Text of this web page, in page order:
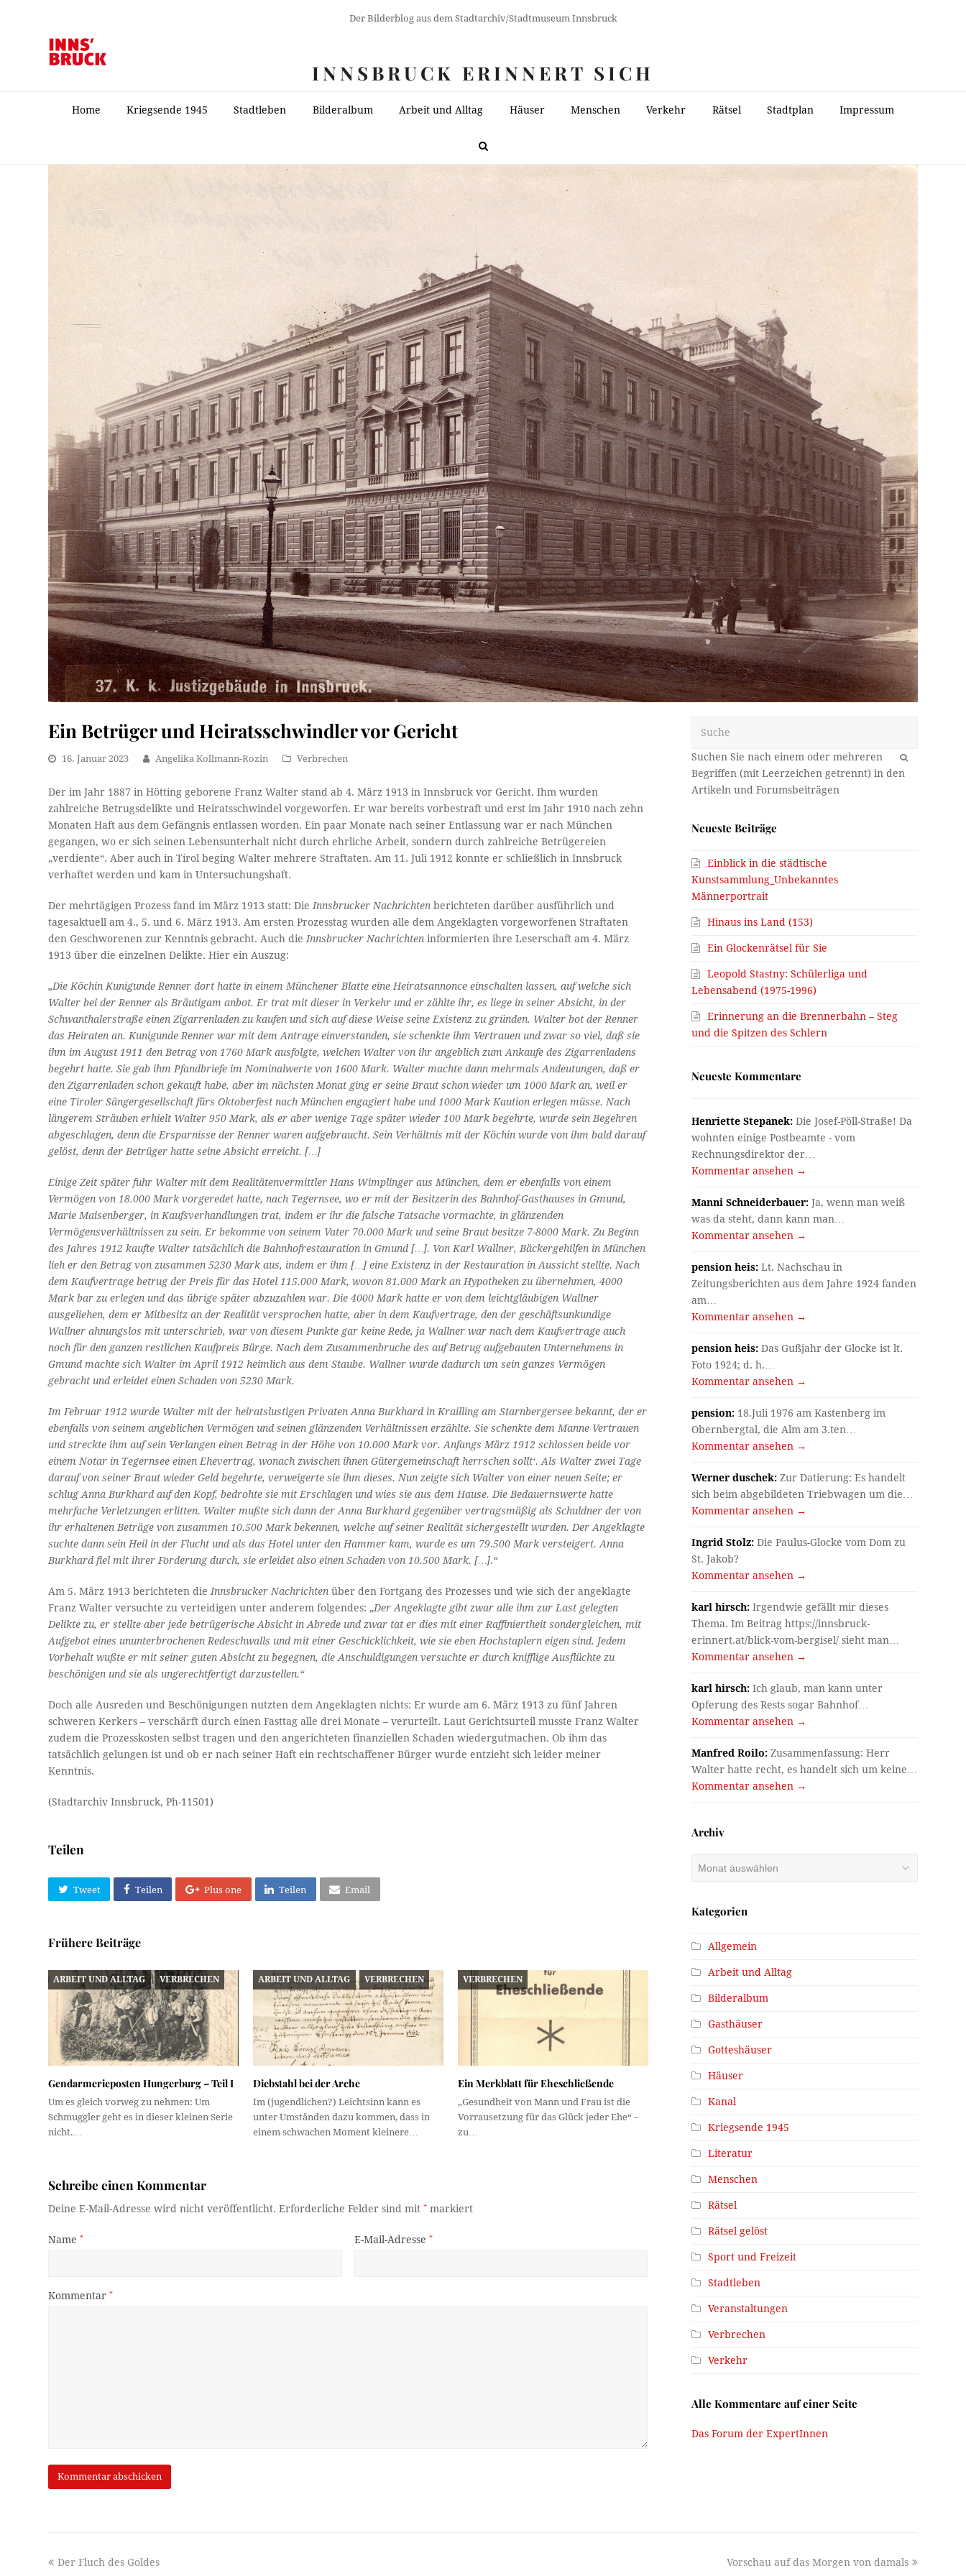
Der Bilderblog aus dem Stadtarchiv/Stadtmuseum Innsbruck
INNSBRUCK ERINNERT SICH
Home Kriegsende 1945 Stadtleben Bilderalbum Arbeit und Alltag Häuser Menschen Verkehr Rätsel Stadtplan Impressum
Ein Betrüger und Heiratsschwindler vor Gericht
16. Januar 2023 Angelika Kollmann-Rozin Verbrechen
Der im Jahr 1887 in Hötting geborene Franz Walter stand ab 4. März 1913 in Innsbruck vor Gericht. Ihm wurden
zahlreiche Betrugsdelikte und Heiratsschwindel vorgeworfen. Er war bereits vorbestraft und erst im Jahr 1910 nach zehn
Monaten Haft aus dem Gefängnis entlassen worden. Ein paar Monate nach seiner Entlassung war er nach München
gegangen, wo er sich seinen Lebensunterhalt nicht durch ehrliche Arbeit, sondern durch zahlreiche Betrügereien
„verdiente“. Aber auch in Tirol beging Walter mehrere Straftaten. Am 11. Juli 1912 konnte er schließlich in Innsbruck
verhaftet werden und kam in Untersuchungshaft.
Der mehrtägigen Prozess fand im März 1913 statt: DieInnsbrucker Nachrichten berichteten darüber ausführlich und
tagesaktuell am 4., 5. und 6. März 1913. Am ersten Prozesstag wurden alle dem Angeklagten vorgeworfenen Straftaten
den Geschworenen zur Kenntnis gebracht. Auch die Innsbrucker Nachrichten informierten ihre Leserschaft am 4. März
1913 über die einzelnen Delikte. Hier ein Auszug:
„Die Köchin Kunigunde Renner dort hatte in einem Münchener Blatte eine Heiratsannonce einschalten lassen, auf welche sich
Walter bei der Renner als Bräutigam anbot. Er trat mit dieser in Verkehr und er­ zählte ihr, es liege in seiner Absicht, in der
Schwanthalerstraße einen Zigarrenladen zu kaufen und sich auf diese Weise seine Existenz zu gründen. Walter bot der Renner
das Heiraten an. Kunigunde Renner war mit dem Antrage einver­standen, sie schenkte ihm Vertrauen und zwar so viel, daß sie
ihm im August 1911 den Betrag von 1760 Mark ausfolgte, welchen Walter von ihr angeblich zum Ankaufe des Zigarrenladens
be­gehrt hatte. Sie gab ihm Pfandbriefe im Nominal­werte von 1600 Mark. Walter machte dann mehr­mals Andeutungen, daß er
den Zigarrenladen schon gekauft habe, aber im nächsten Monat ging er seine Braut schon wieder um 1000 Mark an, weil er
eine Tiroler Sängergesellschaft fürs Oktober­fest nach München engagiert habe und 1000 Mark Kaution erlegen müsse. Nach
längerem Sträuben erhielt Walter 950 Mark, als er aber wenige Tage später wieder 100 Mark begehrte, wurde sein Begehren
abgeschlagen, denn die Ersparnisse der Renner waren aufgebraucht. Sein Verhältnis mit der Köchin wurde von ihm bald darauf
gelöst, denn der Betrüger hatte seine Absicht erreicht. […]
Einige Zeit später fuhr Walter mit dem Realitätenvermittler Hans Wimplinger aus München, dem er ebenfalls von einem
Vermögen von 18.000 Mark vorgeredet hatte, nach Tegernsee, wo er mit der Besitzerin des Bahnhof-Gasthauses in Gmund,
Marie Maisenberger, in Kaufsverhandlungen trat, indem er ihr die falsche Tatsache vormachte, in glänzenden
Vermögensverhältnissen zu sein. Er bekomme von seinem Vater 70.000 Mark und seine Braut besitze 7-8000 Mark. Zu Beginn
des Jahres 1912 kaufte Walter tatsächlich die Bahnhofrestauration in Gmund […]. Von Karl Wallner, Bäckergehilfen in München
lieh er den Betrag von zusammen 5230 Mark aus, indem er ihm […] eine Existenz in der Restauration in Aussicht stellte. Nach
dem Kaufvertrage betrug der Preis für das Hotel 115.000 Mark, wovon 81.000 Mark an Hypotheken zu übernehmen, 4000
Mark bar zu erlegen und das übrige später abzuzahlen war. Die 4000 Mark hatte er von dem leichtgläubigen Wallner
ausgeliehen, dem er Mitbesitz an der Realität versprochen hatte, aber in dem Kaufvertrage, den der geschäftsunkundige
Wallner ahnungslos mit unterschrieb, war von diesem Punkte gar keine Rede, ja Wallner war nach dem Kauf­vertrage auch
noch für den ganzen restlichen Kauf­preis Bürge. Nach dem Zusammenbruche des auf Betrug aufgebauten Unternehmens in
Gmund machte sich Walter im April 1912 heimlich aus dem Staube. Wallner wurde dadurch um sein ganzes Vermögen
gebracht und erleidet einen Schaden von 5230 Mark.
Im Februar 1912 wurde Walter mit der heirats­lustigen Privaten Anna Burkhard in Krailling am Starnbergersee bekannt, der er
ebenfalls von seinem angeblichen Vermögen und seinen glänzenden Verhältnissen erzählte. Sie schenkte dem Manne Ver­trauen
und streckte ihm auf sein Verlangen einen Betrag in der Höhe von 10.000 Mark vor. Anfangs März 1912 schlossen beide vor
einem Notar in Tegernsee einen Ehevertrag, wonach zwischen ihnen Gütergemeinschaft herrschen sollt‘. Als Walter zwei Tage
darauf von seiner Braut wieder Geld begehrte, verweigerte sie ihm dieses. Nun zeigte sich Walter von einer neuen Seite; er
schlug Anna Burkhard auf den Kopf, bedrohte sie mit Erschlagen und wies sie aus dem Hause. Die Bedauernswerte hatte
mehrfache Verletzungen er­litten. Walter mußte sich dann der Anna Burkhard gegenüber vertragsmäßig als Schuldner der von
ihr erhaltenen Beträge von zusammen 10.500 Mark bekennen, welche auf seiner Realität sicherge­stellt wurden. Der Angeklagte
suchte dann sein Heil in der Flucht und als das Hotel unter den Hammer kam, wurde es um 79.500 Mark ver­steigert. Anna
Burkhard fiel mit ihrer Forderung durch, sie erleidet also einen Schaden von 10.500 Mark. […].“
Am 5. März 1913 berichteten dieInnsbrucker Nachrichten über den Fortgang des Prozesses und wie sich der angeklagte
Franz Walter versuchte zu verteidigen unter anderem folgendes: „Der Angeklagte gibt zwar alle ihm zur Last gelegten
Delikte zu, er stellte aber jede betrügerische Absicht in Abrede und zwar tat er dies mit einer Raffiniertheit sondergleichen, mit
Aufgebot eines ununterbrochenen Redeschwalls und mit einer Geschicklichkeit, wie sie eben Hochstaplern eigen sind. Jedem
Vorbehalt wußte er mit seiner guten Absicht zu begegnen, die Anschuldigungen versuchte er durch knifflige Ausflüchte zu
beschönigen und sie als ungerechtfertigt darzustellen.“
Doch alle Ausreden und Beschönigungen nutzten dem Angeklagten nichts: Er wurde am 6. März 1913 zu fünf Jahren
schweren Kerkers – verschärft durch einen Fasttag alle drei Monate – verurteilt. Laut Gerichtsurteil musste Franz Walter
zudem die Prozesskosten selbst tragen und den angerichteten finanziellen Schaden wiedergutmachen. Ob ihm das
tatsächlich gelungen ist und ob er nach seiner Haft ein rechtschaffener Bürger wurde entzieht sich leider meiner
Kenntnis.
(Stadtarchiv Innsbruck, Ph-11501)
Teilen
Tweet Teilen Plus one Teilen Email
Frühere Beiträge
ARBEIT UND ALLTAG VERBRECHEN
Gendarmerieposten Hungerburg – Teil I
Um es gleich vorweg zu nehmen: Um
Schmuggler geht es in dieser kleinen Serie
nicht.…
ARBEIT UND ALLTAG VERBRECHEN
Diebstahl bei der Arche
Im (jugendlichen?) Leichtsinn kann es
unter Umständen dazu kommen, dass in
einem schwachen Moment kleinere…
VERBRECHEN
Ein Merkblatt für Eheschließende
„Gesundheit von Mann und Frau ist die
Vorrausetzung für das Glück jeder Ehe“ –
zu…
Schreibe einen Kommentar
Deine E-Mail-Adresse wird nicht veröffentlicht. Erforderliche Felder sind mit* markiert
Name* E-Mail-Adresse *
Kommentar*
OK
Neueste Beiträge
Einblick in die städtische
Kunstsammlung_Unbekanntes
Männerportrait
Hinaus ins Land (153)
Ein Glockenrätsel für Sie
Leopold Stastny: Schülerliga und
Lebensabend (1975-1996)
Erinnerung an die Brennerbahn – Steg
und die Spitzen des Schlern
Neueste Kommentare
Henriette Stepanek: Die Josef-Pöll-Straße! Da
wohnten einige Postbeamte - vom
Rechnungsdirektor der…
Kommentar ansehen →
Manni Schneiderbauer: Ja, wenn man weiß
was da steht, dann kann man…
Kommentar ansehen →
pension heis: Lt. Nachschau in
Zeitungsberichten aus dem Jahre 1924 fanden
am…
Kommentar ansehen →
pension heis: Das Gußjahr der Glocke ist lt.
Foto 1924; d. h.…
Kommentar ansehen →
pension: 18.Juli 1976 am Kastenberg im
Obernbergtal, die Alm am 3.ten…
Kommentar ansehen →
Werner duschek: Zur Datierung: Es handelt
sich beim abgebildeten Triebwagen um die…
Kommentar ansehen →
Ingrid Stolz: Die Paulus-Glocke vom Dom zu
St. Jakob?
Kommentar ansehen →
karl hirsch: Irgendwie gefällt mir dieses
Thema. Im Beitrag https://innsbruck-
erinnert.at/blick-vom-bergisel/ sieht man…
Kommentar ansehen →
karl hirsch: Ich glaub, man kann unter
Opferung des Rests sogar Bahnhof…
Kommentar ansehen →
Manfred Roilo: Zusammenfassung: Herr
Walter hatte recht, es handelt sich um keine…
Kommentar ansehen →
Archiv
Kategorien
Allgemein
Arbeit und Alltag
Bilderalbum
Gasthäuser
Gotteshäuser
Häuser
Kanal
Kriegsende 1945
Literatur
Menschen
Rätsel
Rätsel gelöst
Sport und Freizeit
Stadtleben
Veranstaltungen
Verbrechen
Verkehr
Alle Kommentare auf einer Seite
Das Forum der ExpertInnen
previous
Der Fluch des Goldes
next
Vorschau auf das Morgen von damals